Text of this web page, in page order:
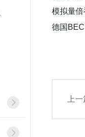
模拟量
德国
上